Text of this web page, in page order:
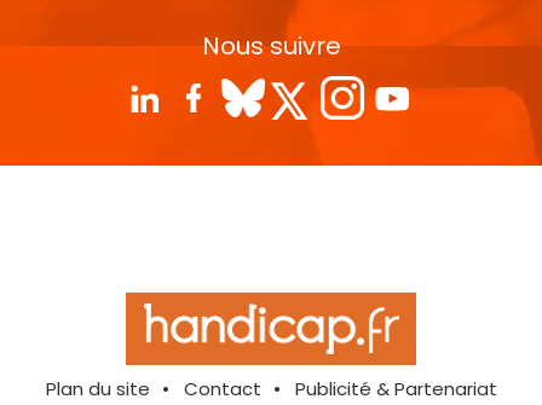
Nous suivre
Plan du site Contact
Publicité & Partenariat